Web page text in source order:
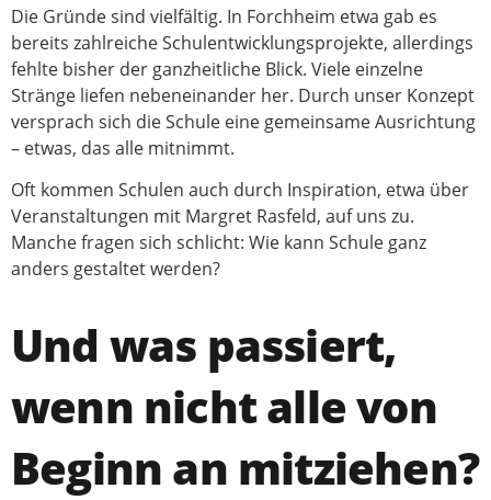
Die Gründe sind vielfältig. In Forchheim etwa gab es
bereits zahlreiche Schulentwicklungsprojekte, allerdings
fehlte bisher der ganzheitliche Blick. Viele einzelne
Stränge liefen nebeneinander her. Durch unser Konzept
versprach sich die Schule eine gemeinsame Ausrichtung
– etwas, das alle mitnimmt.
Oft kommen Schulen auch durch Inspiration, etwa über
Veranstaltungen mit Margret Rasfeld, auf uns zu.
Manche fragen sich schlicht: Wie kann Schule ganz
anders gestaltet werden?
Und was passiert,
wenn nicht alle von
Beginn an mitziehen?